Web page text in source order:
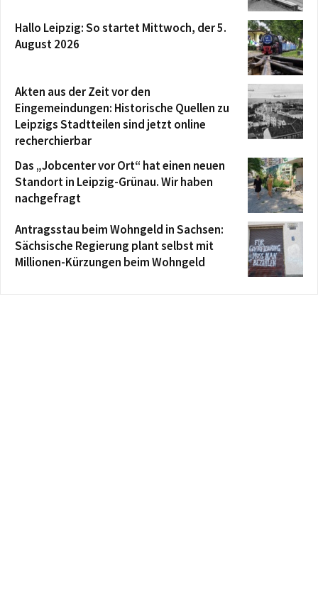
Hallo Leipzig: So startet Mittwoch, der 5.
August 2026
Akten aus der Zeit vor den
Eingemeindungen: Historische Quellen zu
Leipzigs Stadtteilen sind jetzt online
recherchierbar
Das „Jobcenter vor Ort“ hat einen neuen
Standort in Leipzig-Grünau. Wir haben
nachgefragt
Antragsstau beim Wohngeld in Sachsen:
Sächsische Regierung plant selbst mit
Millionen-Kürzungen beim Wohngeld